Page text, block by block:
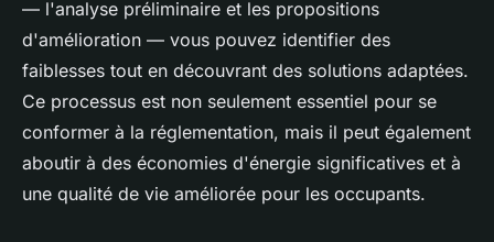
— l'analyse préliminaire et les propositions
d'amélioration — vous pouvez identifier des
faiblesses tout en découvrant des solutions adaptées.
Ce processus est non seulement essentiel pour se
conformer à la réglementation, mais il peut également
aboutir à des économies d'énergie significatives et à
une qualité de vie améliorée pour les occupants.